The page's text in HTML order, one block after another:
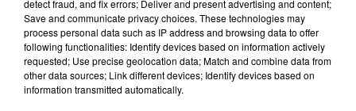
L'INFO DE LA HAUTE-LOIRE DU
14/03/25 À 06H29
Ecoutez sur Totem l'information dans le Cantal,
le pays de Brioude et Issoire avec les reportages
de nos journalistes sur le terrain.
detect fraud, and fix errors; Deliver and present advertising and content;
Save and communicate privacy choices. These technologies may
process personal data such as IP address and browsing data to offer
following functionalities: Identify devices based on information actively
requested; Use precise geolocation data; Match and combine data from
other data sources; Link different devices; Identify devices based on
information transmitted automatically.